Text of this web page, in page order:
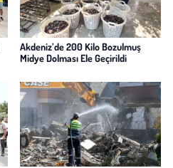
Akdeniz’de 200 Kilo Bozulmuş
Midye Dolması Ele Geçirildi